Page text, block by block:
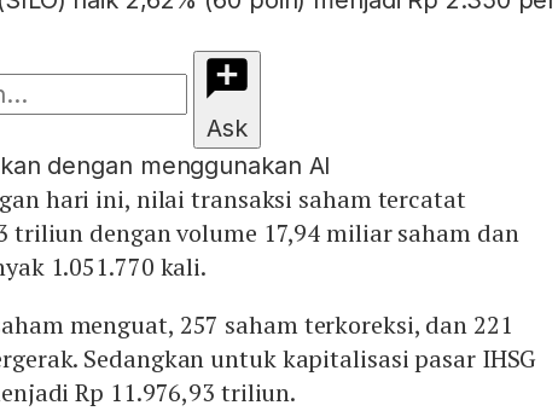
Ask
dengan menggunakan AI
hari ini, nilai transaksi saham tercatat
triliun dengan volume 17,94 miliar saham dan
1.051.770 kali.
menguat, 257 saham terkoreksi, dan 221
Sedangkan untuk kapitalisasi pasar IHSG
Rp 11.976,93 triliun.